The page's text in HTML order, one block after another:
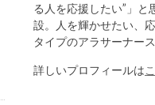
る人を応援したい”」と
設。人を輝かせたい、
タイプのアラサーナース
詳しいプロフィールは